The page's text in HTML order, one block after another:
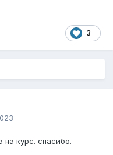
3
на курс. спасибо.